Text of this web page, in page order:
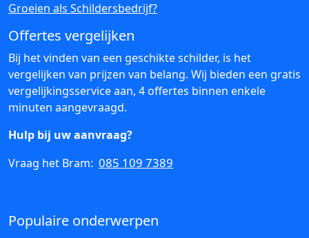
Groeien als Schildersbedrijf?
Offertes vergelijken
Bij het vinden van een geschikte schilder, is het
vergelijken van prijzen van belang. Wij bieden een gratis
vergelijkingsservice aan, 4 offertes binnen enkele
minuten aangevraagd.
Hulp bij uw aanvraag?
Vraag het Bram: 085 109 7389
Populaire onderwerpen